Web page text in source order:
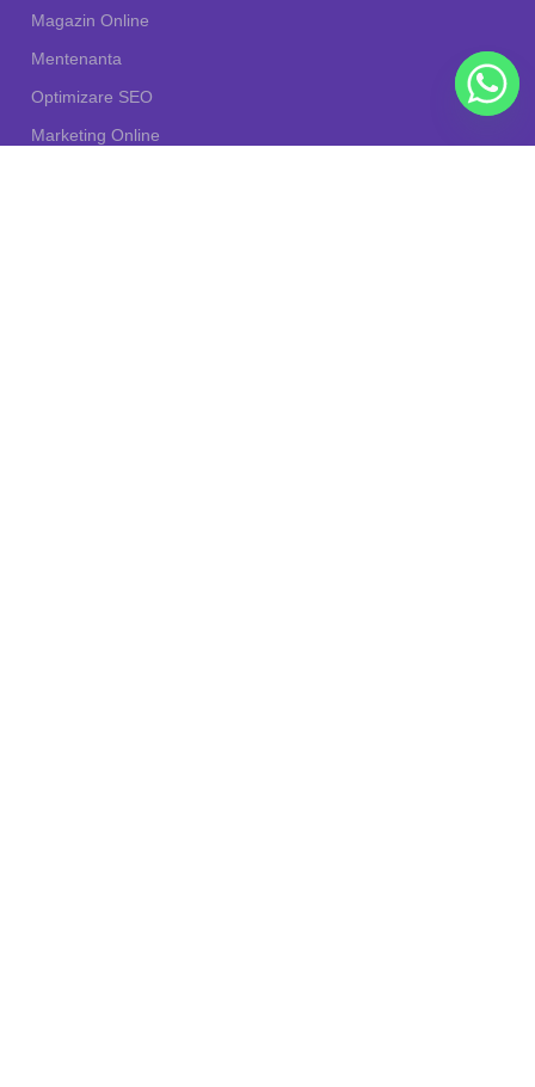
Magazin Online
Mentenanta
Optimizare SEO
Marketing Online